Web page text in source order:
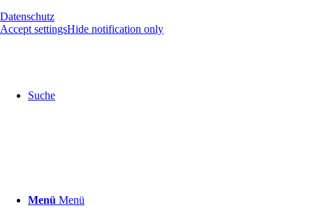
Suche
Menü Menü
Datenschutz
Accept settingsHide notification only